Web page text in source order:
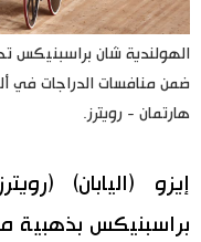
صور
أشخاص
الأكثر تفاعلا
اللغة اليابانية
الهولندية شان براسبنيكس
ضمن منافسات الدراجات في
هارتمان - رويترز.
براسبنيكس بذهبية